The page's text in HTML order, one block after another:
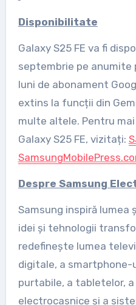
Disponibilitate
Galaxy S25 FE va fi
septembrie pe anumite
luni de abonament
extins la funcții din
multe altele. Pentru
Galaxy S25 FE, vizitați:
Despre Samsung
Samsung inspiră lumea
idei și tehnologii
redefinește lumea
digitale, a smartphone-
purtabile, a tabletelor,
electrocasnice și a